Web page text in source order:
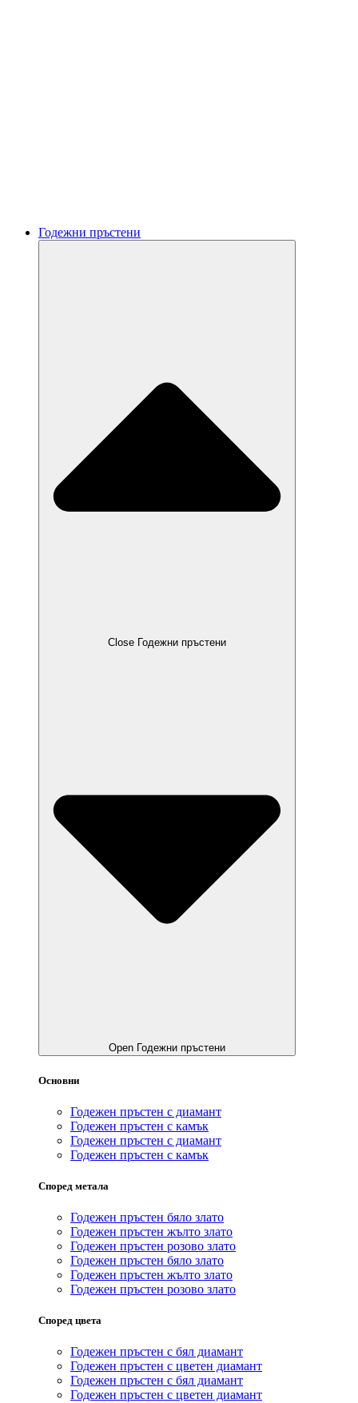
Годежни пръстени
Close Годежни пръстени
Open Годежни пръстени
Основни
Годежен пръстен с диамант
Годежен пръстен с камък
Годежен пръстен с диамант
Годежен пръстен с камък
Според метала
Годежен пръстен бяло злато
Годежен пръстен жълто злато
Годежен пръстен розово злато
Годежен пръстен бяло злато
Годежен пръстен жълто злато
Годежен пръстен розово злато
Според цвета
Годежен пръстен с бял диамант
Годежен пръстен с цветен диамант
Годежен пръстен с бял диамант
Годежен пръстен с цветен диамант